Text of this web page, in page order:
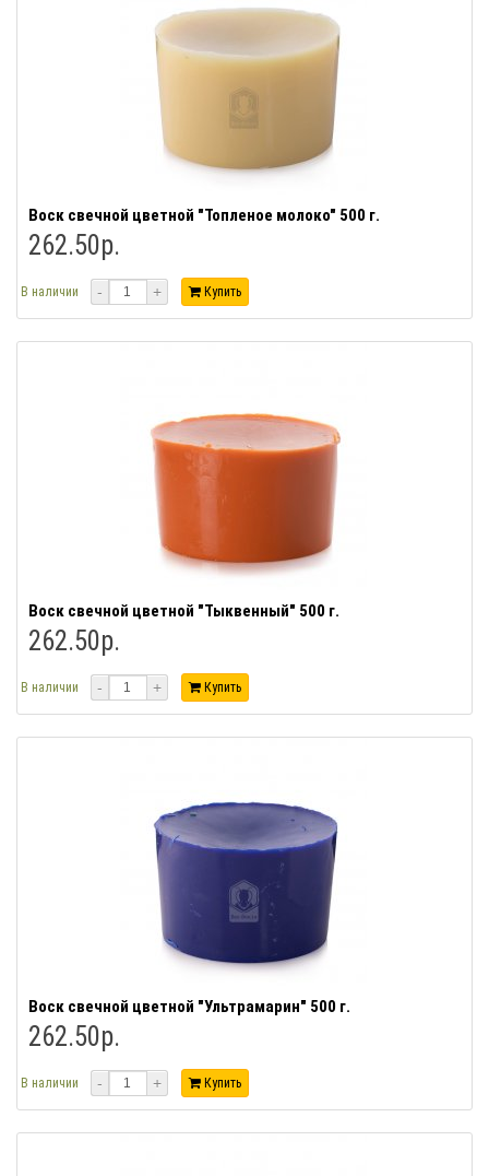
Воск свечной цветной "Топленое молоко" 500 г.
262.50р.
В наличии - + Купить
Воск свечной цветной "Тыквенный" 500 г.
262.50р.
В наличии - + Купить
Воск свечной цветной "Ультрамарин" 500 г.
262.50р.
В наличии - + Купить